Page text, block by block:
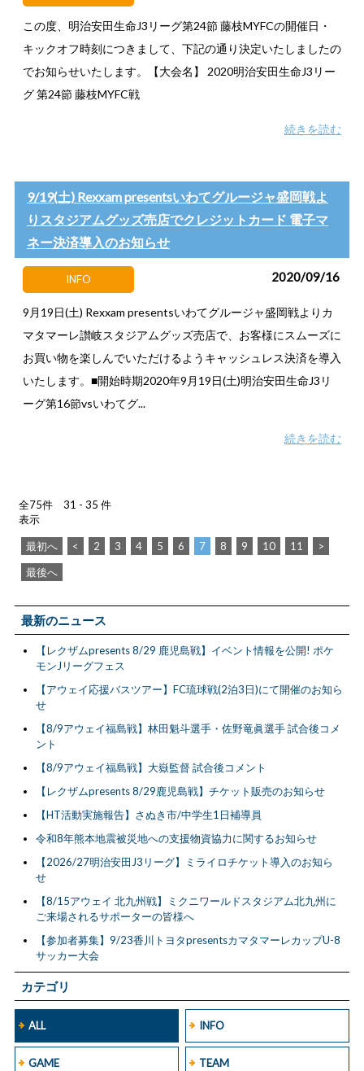
カテゴリ
ALL INFO
GAME TEAM
この度、明治安田生命J3リーグ第24節 藤枝MYFCの開催日・
キックオフ時刻につきまして、下記の通り決定いたしましたの
でお知らせいたします。【大会名】 2020明治安田生命J3リー
グ 第24節 藤枝MYFC戦
続きを読む
9/19(土) Rexxam presentsいわてグルージャ盛岡戦よ
りスタジアムグッズ売店でクレジットカード 電子マ
ネー決済導入のお知らせ
INFO 2020/09/16
9月19日(土) Rexxam presentsいわてグルージャ盛岡戦よりカ
マタマーレ讃岐スタジアムグッズ売店で、お客様にスムーズに
お買い物を楽しんでいただけるようキャッシュレス決済を導入
いたします。■開始時期2020年9月19日(土)明治安田生命J3リ
ーグ第16節vsいわてグ...
続きを読む
全75件 31 - 35 件
表示
最初へ < 2 3 4 5 6 7 8 9 10 11
>
最後へ
最新のニュース
【レクザムpresents 8/29 鹿児島戦】イベント情報を公開! ポケ
モンJリーグフェス
【アウェイ応援バスツアー】FC琉球戦(2泊3日)にて開催のお知ら
せ
【8/9アウェイ福島戦】林田魁斗選手・佐野竜眞選手 試合後コメ
ント
【8/9アウェイ福島戦】大嶽監督 試合後コメント
【レクザムpresents 8/29鹿児島戦】チケット販売のお知らせ
【HT活動実施報告】さぬき市/中学生1日補導員
令和8年熊本地震被災地への支援物資協力に関するお知らせ
【2026/27明治安田J3リーグ】ミライロチケット導入のお知ら
せ
【8/15アウェイ 北九州戦】ミクニワールドスタジアム北九州に
ご来場されるサポーターの皆様へ
【参加者募集】9/23香川トヨタpresentsカマタマーレカップU-8
サッカー大会